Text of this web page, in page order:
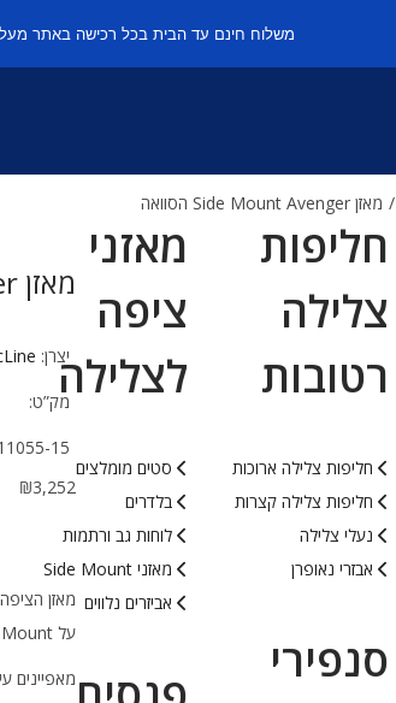
משלוח חינם עד הבית בכל רכישה באתר מעל 750 ₪ (פרט
חליפות
צלילה
רטובות
חליפות צלילה ארוכות
חליפות צלילה קצרות
נעלי צלילה
אבזרי נאופרן
סנפירי
מאזני
ציפה
לצלילה
סטים מומלצים
בלדרים
לוחות גב ורתמות
מאזני Side Mount
אביזרים נלווים
/ מאזן Side Mount Avenger הסוואה
מאזן Side Mount Avenger הסוואה
יצרן:
מק”ט:
15
₪3,252
על Side Mount!
מאפיינים